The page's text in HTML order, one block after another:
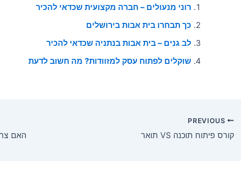
רוני מנעולים – חברה מקצועית שכדאי להכיר
כך תבחרו בית אבות בירושלים
לב גנים – בית אבות בנתניה שכדאי להכיר
שוקלים לפתוח עסק למזוודות? מה חשוב לדעת
Post
navigation
קורס פיתוח תוכנה VS תואר האם